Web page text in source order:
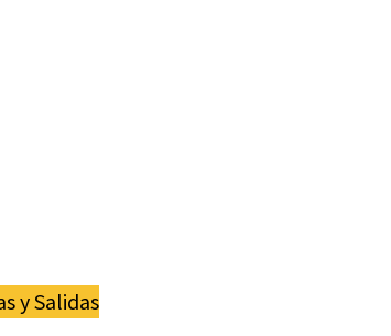
y Salidas